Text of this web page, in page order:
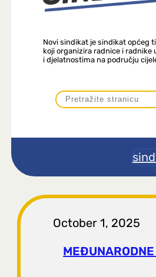
Novi sindikat je sindikat općeg
koji organizira radnice i radnike
i djelatnostima na području
P
r
t
r
a
October 1, 2025